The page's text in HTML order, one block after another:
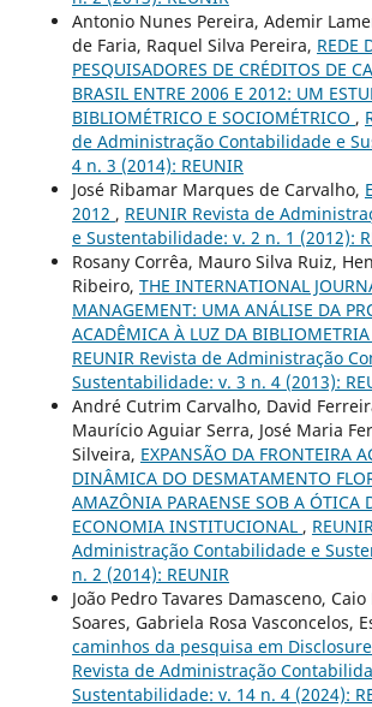
Antonio Nunes Pereira, Ademir
de Faria, Raquel Silva Pereira, REDE
PESQUISADORES DE CRÉDITOS DE
BRASIL ENTRE 2006 E 2012: UM
BIBLIOMÉTRICO E SOCIOMÉTRICO ,
de Administração Contabilidade e
4 n. 3 (2014): REUNIR
José Ribamar Marques de Carvalho,
2012 , REUNIR Revista de
e Sustentabilidade: v. 2 n. 1 (2012):
Rosany Corrêa, Mauro Silva Ruiz,
Ribeiro, THE INTERNATIONAL
MANAGEMENT: UMA ANÁLISE DA
ACADÊMICA À LUZ DA
REUNIR Revista de Administração
Sustentabilidade: v. 3 n. 4 (2013):
André Cutrim Carvalho, David
Maurício Aguiar Serra, José Maria
Silveira, EXPANSÃO DA FRONTEIRA
DINÂMICA DO DESMATAMENTO
AMAZÔNIA PARAENSE SOB A ÓTICA
ECONOMIA INSTITUCIONAL ,
Administração Contabilidade e
n. 2 (2014): REUNIR
João Pedro Tavares Damasceno,
Soares, Gabriela Rosa Vasconcelos,
caminhos da pesquisa em Disclosure
Revista de Administração
Sustentabilidade: v. 14 n. 4 (2024):